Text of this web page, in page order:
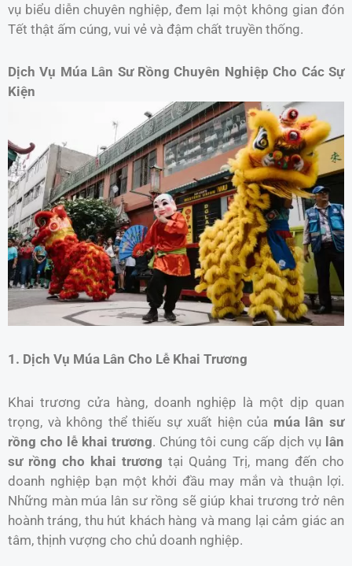
vụ biểu diễn chuyên nghiệp, đem lại một không gian đón
Tết thật ấm cúng, vui vẻ và đậm chất truyền thống.
Dịch Vụ Múa Lân Sư Rồng Chuyên Nghiệp Cho Các Sự
Kiện
1. Dịch Vụ Múa Lân Cho Lễ Khai Trương
Khai trương cửa hàng, doanh nghiệp là một dịp quan
trọng, và không thể thiếu sự xuất hiện của múa lân sư
rồng cho lễ khai trương. Chúng tôi cung cấp dịch vụ lân
sư rồng cho khai trương tại Quảng Trị, mang đến cho
doanh nghiệp bạn một khởi đầu may mắn và thuận lợi.
Những màn múa lân sư rồng sẽ giúp khai trương trở nên
hoành tráng, thu hút khách hàng và mang lại cảm giác an
tâm, thịnh vượng cho chủ doanh nghiệp.